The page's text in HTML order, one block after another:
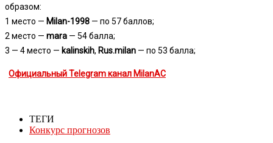
образом:
1 место — Milan-1998 — по 57 баллов;
2 место — mara — 54 балла;
3 — 4 место — kalinskih, Rus.milan — по 53 балла;
Официальный Telegram канал MilanAC
ТЕГИ
Конкурс прогнозов